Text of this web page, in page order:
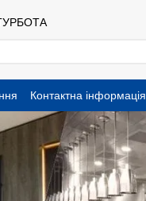
Контактна інформація